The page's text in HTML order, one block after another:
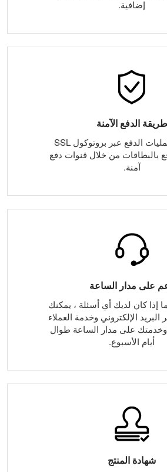
إضافية.
طريقة الدفع الآمنة
تتم حماية عمليات الدفع عبر بروتوكول SSL
بالبطاقات من خلال قنوات دفع
آمنة.
على مدار الساعة
إذا كان لديك أي أسئلة ، يمكنك
الإلكتروني وخدمة العملاء
وخدمتك على مدار الساعة طوال
أيام الأسبوع.
شهادة المنتج